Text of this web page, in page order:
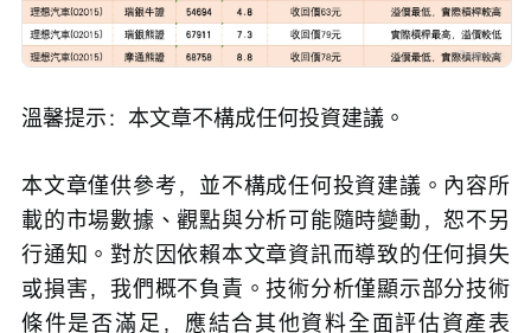
溫馨提示：本文章不構成任何投資建議。
本文章僅供參考，並不構成任何投資建議。內容所
載的市場數據、觀點與分析可能隨時變動，恕不另
行通知。對於因依賴本文章資訊而導致的任何損失
或損害，我們概不負責。技術分析僅顯示部分技術
條件是否滿足，應結合其他資料全面評估資產表